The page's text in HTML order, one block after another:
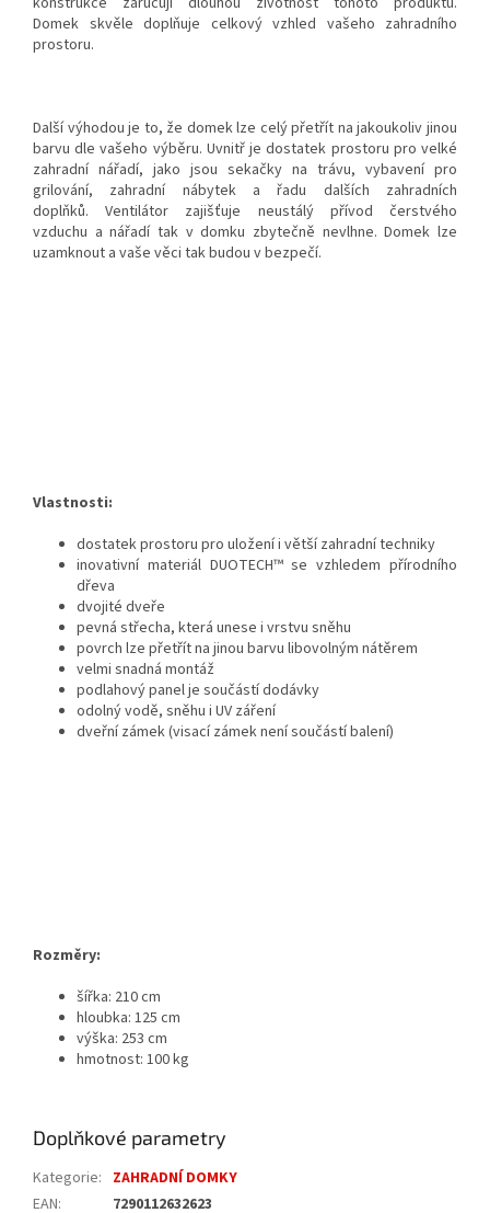
Domek skvěle doplňuje celkový vzhled vašeho zahradního
prostoru.
Další výhodou je to, že domek lze celý přetřít na jakoukoliv jinou
barvu dle vašeho výběru. Uvnitř je dostatek prostoru pro velké
zahradní nářadí, jako jsou sekačky na trávu, vybavení pro
grilování, zahradní nábytek a řadu dalších zahradních
doplňků. Ventilátor zajišťuje neustálý přívod čerstvého
vzduchu a nářadí tak v domku zbytečně nevlhne. Domek lze
uzamknout a vaše věci tak budou v bezpečí.
Vlastnosti:
dostatek prostoru pro uložení i větší zahradní techniky
inovativní materiál DUOTECH™ se vzhledem přírodního
dřeva
dvojité dveře
pevná střecha, která unese i vrstvu sněhu
povrch lze přetřít na jinou barvu libovolným nátěrem
velmi snadná montáž
podlahový panel je součástí dodávky
odolný vodě, sněhu i UV záření
dveřní zámek (visací zámek není součástí balení)
Rozměry:
šířka: 210 cm
hloubka: 125 cm
výška: 253 cm
hmotnost: 100 kg
Doplňkové parametry
Kategorie: ZAHRADNÍ DOMKY
EAN:
7290112632623